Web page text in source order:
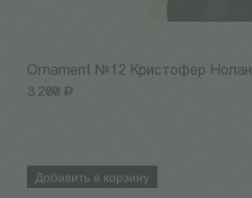
Ornament №12 Кристофер Нолан
3 200 Р
Добавить в корзину